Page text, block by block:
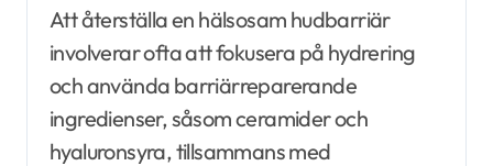
Att återställa en hälsosam hudbarriär
involverar ofta att fokusera på hydrering
och använda barriärreparerande
ingredienser, såsom ceramider och
hyaluronsyra, tillsammans med